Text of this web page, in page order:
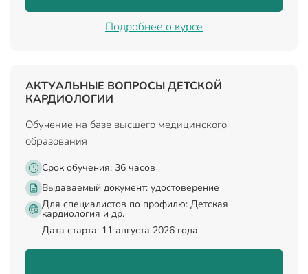
Подробнее о курсе
АКТУАЛЬНЫЕ ВОПРОСЫ ДЕТСКОЙ
КАРДИОЛОГИИ
Обучение на базе высшего медицинского
образования
Срок обучения: 36 часов
Выдаваемый документ: удостоверение
Для специалистов по профилю: Детская
кардиология и др.
Дата старта: 11 августа 2026 года